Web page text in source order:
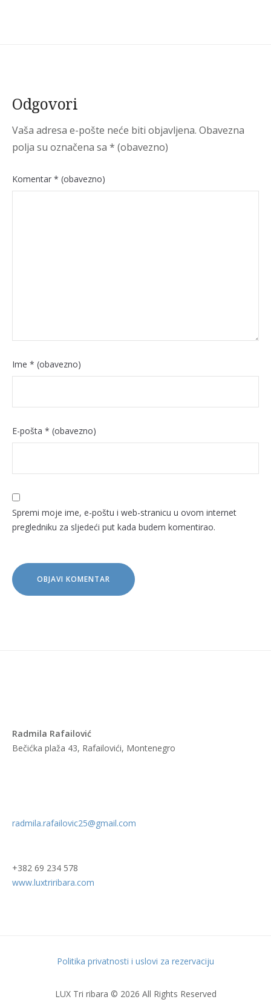
Odgovori
Vaša adresa e-pošte neće biti objavljena. Obavezna
polja su označena sa * (obavezno)
Komentar * (obavezno)
Ime * (obavezno)
E-pošta * (obavezno)
Spremi moje ime, e-poštu i web-stranicu u ovom internet
pregledniku za sljedeći put kada budem komentirao.
Radmila Rafailović
Bečićka plaža 43, Rafailovići, Montenegro
radmila.rafailovic25@gmail.com
+382 69 234 578
www.luxtriribara.com
LUX Tri ribara © 2026 All Rights Reserved
Politika privatnosti i uslovi za rezervaciju